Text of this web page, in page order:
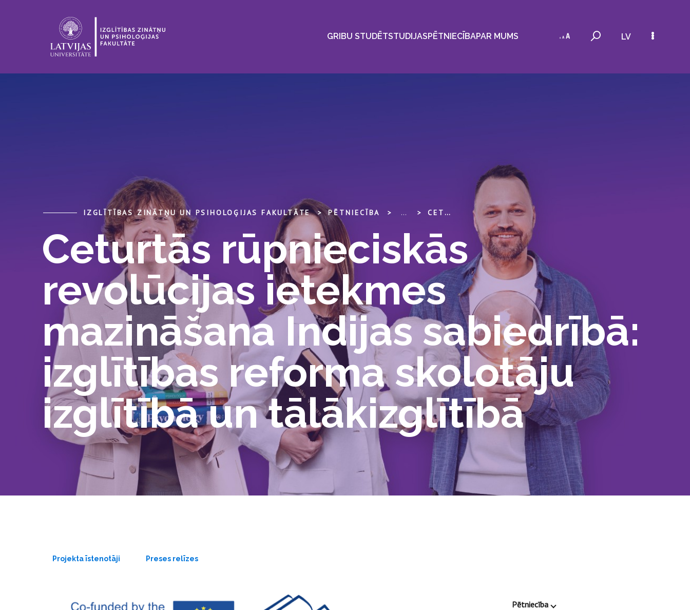
GRIBU STUDĒTSTUDIJASPĒTNIECĪBAPAR MUMS LV
IZGLĪTĪBAS ZINĀTŅU UN PSIHOLOĢIJAS FAKULTĀTE PĒTNIECĪBA ... CETURTĀS RŪPNIECISKĀS REVOLŪCIJAS IETEKMES MAZINĀŠANA INDIJAS SABIEDRĪBĀ: IZGLĪTĪBAS REFORMA SKOLOTĀJU IZGLĪTĪBĀ UN TĀLĀKIZGLĪTĪBĀ
Ceturtās rūpnieciskās
revolūcijas ietekmes
mazināšana Indijas sabiedrībā:
izglītības reforma skolotāju
izglītībā un tālākizglītībā
Projekta īstenotāji Preses relīzes
Pētniecība